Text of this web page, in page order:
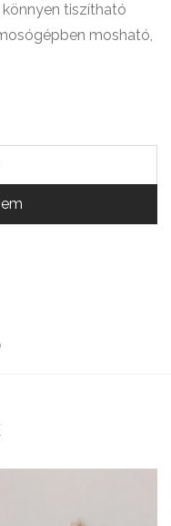
tiszítható
mosható,